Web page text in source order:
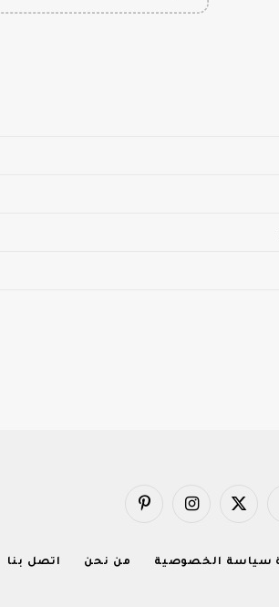
X
الانستغرامبينتيريست
سياسة الخصوصية من نحن اتصل بنا